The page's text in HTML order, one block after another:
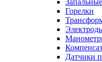
Горелки
Датчики